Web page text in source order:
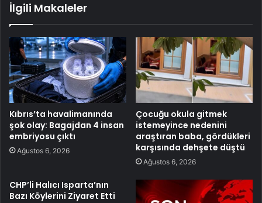
İlgili Makaleler
Kıbrıs’ta havalimanında
şok olay: Bagajdan 4 insan
embriyosu çıktı
Ağustos 6, 2026
Çocuğu okula gitmek
istemeyince nedenini
araştıran baba, gördükleri
karşısında dehşete düştü
Ağustos 6, 2026
CHP’li Halıcı Isparta’nın
Bazı Köylerini Ziyaret Etti